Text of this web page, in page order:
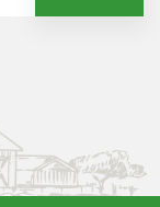
giá tốt nhất.